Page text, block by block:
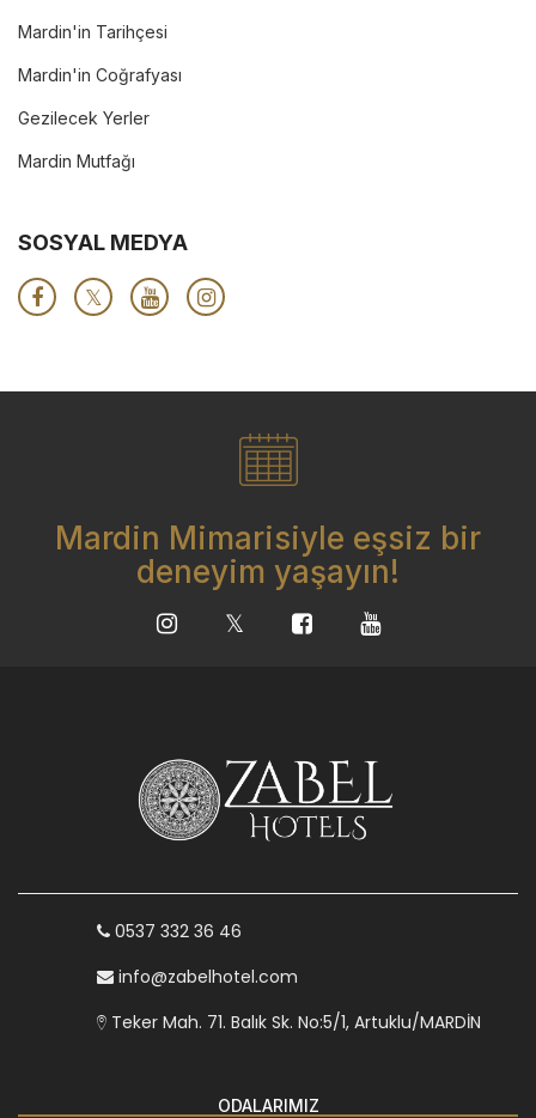
Mardin'in Tarihçesi
Mardin'in Coğrafyası
Gezilecek Yerler
Mardin Mutfağı
SOSYAL MEDYA
Mardin Mimarisiyle eşsiz bir
deneyim yaşayın!
0537 332 36 46
info@zabelhotel.com
Teker Mah. 71. Balık Sk. No:5/1, Artuklu/MARDİN
ODALARIMIZ